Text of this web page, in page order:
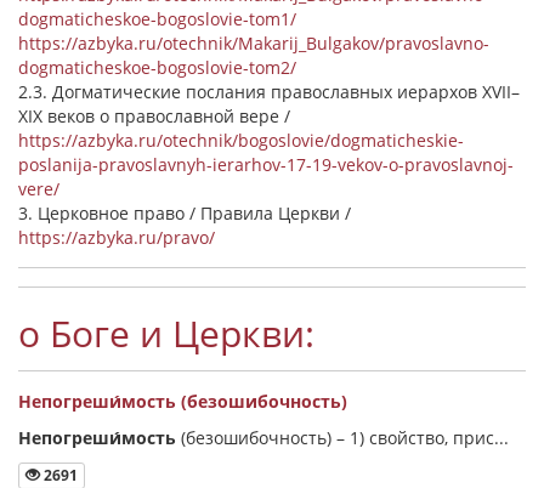
dogmaticheskoe-bogoslovie-tom1/
https://azbyka.ru/otechnik/Makarij_Bulgakov/pravoslavno-
dogmaticheskoe-bogoslovie-tom2/
2.3. Догматические послания православных иерархов XVII–
XIX веков о православной вере /
https://azbyka.ru/otechnik/bogoslovie/dogmaticheskie-
poslanija-pravoslavnyh-ierarhov-17-19-vekov-o-pravoslavnoj-
vere/
3. Церковное право / Правила Церкви /
https://azbyka.ru/pravo/
о Боге и Церкви:
Непогреши́мость (безошибочность)
Непогреши́мость (безошибочность) – 1) свойство, прис...
2691